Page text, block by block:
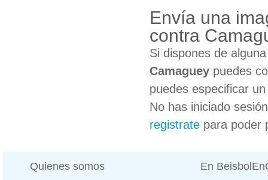
Envía una
contra
Si dispones de
Camaguey puedes
puedes especificar
No has iniciado
registrate para poder
Quienes somos En